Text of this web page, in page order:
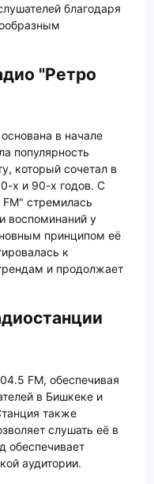
благодаря
"Ретро
в начале
популярность
который сочетал в
х и 90-х годов. С
стремилась
воспоминаний у
принципом её
к
и продолжает
FM, обеспечивая
в Бишкеке и
также
слушать её в
обеспечивает
аудитории.